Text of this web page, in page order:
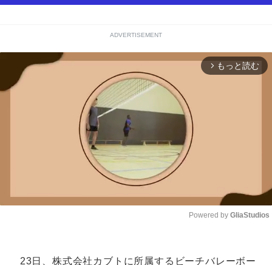
ADVERTISEMENT
arrow_forward_ios もっと読む
Powered by GliaStudios
23日、株式会社カブトに所属するビーチバレーボー